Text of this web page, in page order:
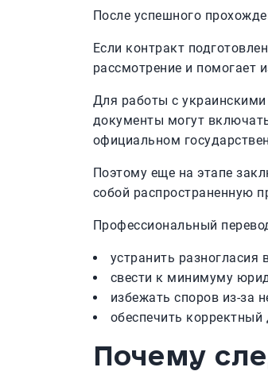
После успешного
Если контракт
рассмотрение и помогает
Для работы с
документы могут
официальном
Поэтому еще на этапе
собой распространенную
Профессиональный
устранить разногласия
свести к минимуму
избежать споров из-за
обеспечить
Почему